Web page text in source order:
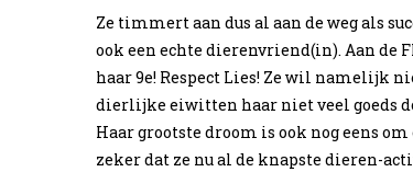
Ze timmert aan dus al aan de weg als
ook een echte dierenvriend(in). Aan de
haar 9e! Respect Lies! Ze wil namelijk
dierlijke eiwitten haar niet veel goeds
Haar grootste droom is ook nog eens
zeker dat ze nu al de knapste dieren-